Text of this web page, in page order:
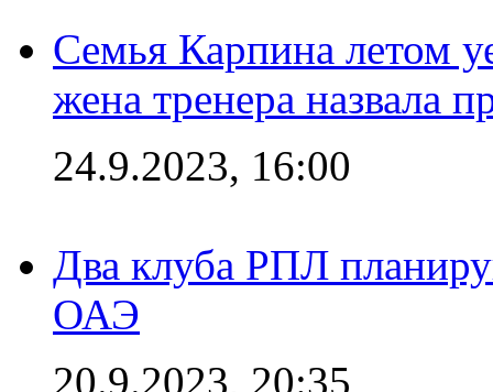
Семья Карпина летом
жена тренера назвала
24.9.2023, 16:00
Два клуба РПЛ
ОАЭ
20.9.2023, 20:35